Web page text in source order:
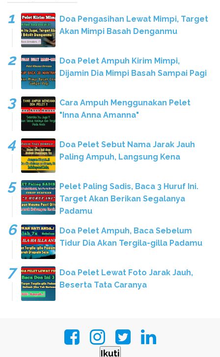
Doa Pengasihan Lewat Mimpi, Target
Akan Mimpi Basah Denganmu
Doa Pelet Ampuh Kirim Mimpi,
Dijamin Dia Mimpi Basah Sampai Pagi
Cara Ampuh Menggunakan Pelet
"Inna Anna Amanna"
Doa Pelet Sebut Nama Jarak Jauh
Paling Ampuh, Langsung Kena
Pelet Paling Sadis, Baca 3 Huruf Ini.
Target Akan Berikan Segalanya
Padamu
Doa Pelet Ampuh, Baca Sebelum
Tidur Dia Akan Tergila-gilla Padamu
Doa Pelet Lewat Foto Jarak Jauh,
Beserta Tata Caranya
Ikuti